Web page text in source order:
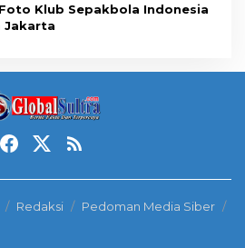
Klub Sepakbola Indonesia
Jakarta
Redaksi
Pedoman Media Siber